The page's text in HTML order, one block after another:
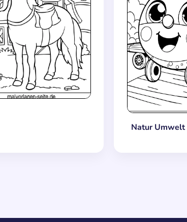
Natur Umwelt